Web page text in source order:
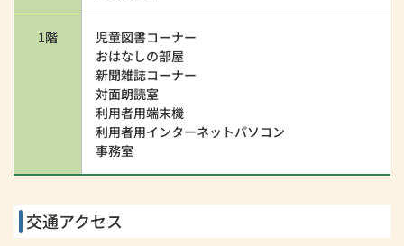
1階
児童図書コーナー
おはなしの部屋
新聞雑誌コーナー
対面朗読室
利用者用端末機
利用者用インターネットパソコン
事務室
交通アクセス